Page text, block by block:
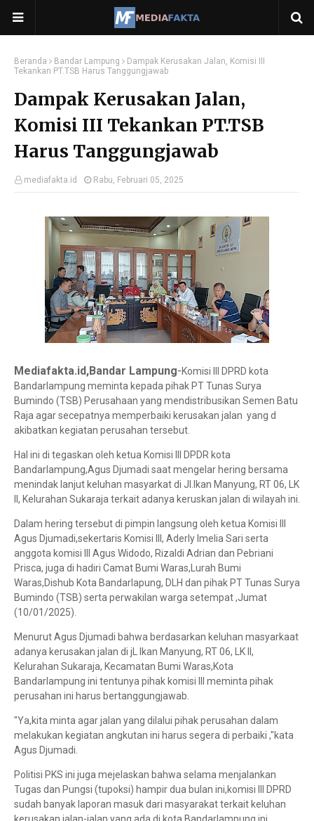
Beranda Bandar Lampung
Dampak Kerusakan Jalan, Komisi III
Tekankan PT.TSB Harus Tanggungjawab
Dampak Kerusakan Jalan,
Komisi III Tekankan PT.TSB
Harus Tanggungjawab
mediafakta.id Rabu, Februari 05, 2025
Mediafakta.id,Bandar Lampung-Komisi III DPRD kota
Bandarlampung meminta kepada pihak PT Tunas Surya
Bumindo (TSB) Perusahaan yang mendistribusikan Semen Batu
Raja agar secepatnya memperbaiki kerusakan jalan yang d
akibatkan kegiatan perusahan tersebut.
Hal ini di tegaskan oleh ketua Komisi III DPDR kota
Bandarlampung,Agus Djumadi saat mengelar hering bersama
menindak lanjut keluhan masyarkat di Jl.Ikan Manyung, RT 06, LK
II, Kelurahan Sukaraja terkait adanya keruskan jalan di wilayah ini.
Dalam hering tersebut di pimpin langsung oleh ketua Komisi III
Agus Djumadi,sekertaris Komisi III, Aderly Imelia Sari serta
anggota komisi III Agus Widodo, Rizaldi Adrian dan Pebriani
Prisca, juga di hadiri Camat Bumi Waras,Lurah Bumi
Waras,Dishub Kota Bandarlapung, DLH dan pihak PT Tunas Surya
Bumindo (TSB) serta perwakilan warga setempat ,Jumat
(10/01/2025).
Menurut Agus Djumadi bahwa berdasarkan keluhan masyarkaat
adanya kerusakan jalan di jL Ikan Manyung, RT 06, LK II,
Kelurahan Sukaraja, Kecamatan Bumi Waras,Kota
Bandarlampung ini tentunya pihak komisi III meminta pihak
perusahan ini harus bertanggungjawab.
"Ya,kita minta agar jalan yang dilalui pihak perusahan dalam
melakukan kegiatan angkutan ini harus segera di perbaiki ,"kata
Agus Djumadi.
Politisi PKS ini juga mejelaskan bahwa selama menjalankan
Tugas dan Pungsi (tupoksi) hampir dua bulan ini,komisi III DPRD
sudah banyak laporan masuk dari masyarakat terkait keluhan